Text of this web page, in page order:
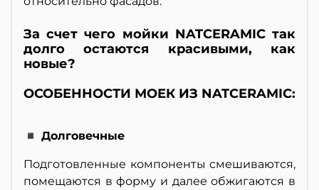
За счет чего мойки NATCERAMIC так
долго остаются красивыми, как
новые?
ОСОБЕННОСТИ МОЕК ИЗ NATCERAMIC:
◾ Долговечные
Подготовленные компоненты смешиваются,
помещаются в форму и далее обжигаются в